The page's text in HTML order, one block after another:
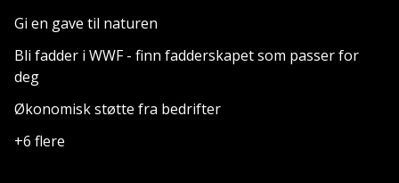
Gi en gave til naturen
Bli fadder i WWF - finn fadderskapet som passer for
deg
Økonomisk støtte fra bedrifter
+6 flere